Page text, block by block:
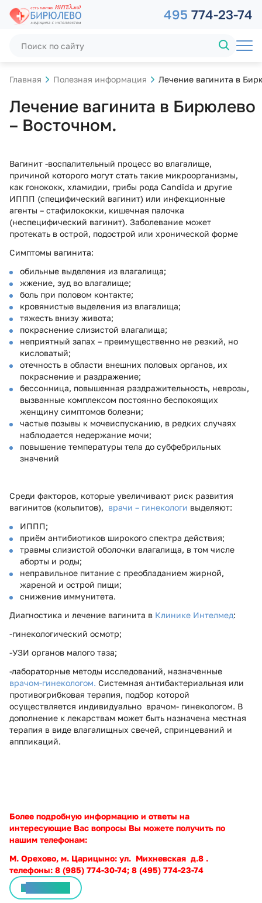
495 774-23-74
Главная Полезная информация Лечение вагинита в
Лечение вагинита в Бирюлево
– Восточном.
Вагинит -воспалительный процесс во влагалище,
причиной которого могут стать такие микроорганизмы,
как гонококк, хламидии, грибы рода Candida и другие
ИППП (специфический вагинит) или инфекционные
агенты – стафилококки, кишечная палочка
(неспецифический вагинит). Заболевание может
протекать в острой, подострой или хронической форме
Симптомы вагинита:
обильные выделения из влагалища;
жжение, зуд во влагалище;
боль при половом контакте;
кровянистые выделения из влагалища;
тяжесть внизу живота;
покраснение слизистой влагалища;
неприятный запах – преимущественно не резкий, но
кисловатый;
отечность в области внешних половых органов, их
покраснение и раздражение;
бессонница, повышенная раздражительность, неврозы,
вызванные комплексом постоянно беспокоящих
женщину симптомов болезни;
частые позывы к мочеиспусканию, в редких случаях
наблюдается недержание мочи;
повышение температуры тела до субфебрильных
значений
Среди факторов, которые увеличивают риск развития
вагинитов (кольпитов), врачи – гинекологи выделяют:
ИППП;
приём антибиотиков широкого спектра действия;
травмы слизистой оболочки влагалища, в том числе
аборты и роды;
неправильное питание с преобладанием жирной,
жареной и острой пищи;
снижение иммунитета.
Диагностика и лечение вагинита в Клинике Интелмед:
-гинекологический осмотр;
-УЗИ органов малого таза;
-лабораторные методы исследований, назначенные
врачом-гинекологом. Системная антибактериальная или
противогрибковая терапия, подбор которой
осуществляется индивидуально врачом- гинекологом. В
дополнение к лекарствам может быть назначена местная
терапия в виде влагалищных свечей, спринцеваний и
аппликаций.
Более подробную информацию и ответы на
интересующие Вас вопросы Вы можете получить по
нашим телефонам:
М. Орехово, м. Царицыно: ул. Михневская д.8 .
телефоны: 8 (985) 774-30-74; 8 (495) 774-23-74